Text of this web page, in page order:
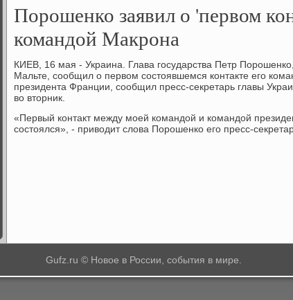
Порошенко заявил о 'первом
командой Макрона
КИЕВ, 16 мая - Украина. Глава государства Петр
Мальте, сообщил о первом состоявшемся контакте его
президента Франции, сообщил пресс-секретарь главы
во вторник.
«Первый контакт между моей командой и командой
состоялся», - приводит слова Порошенко его пресс-
Gufz.ru © Новое в России, события в мире.